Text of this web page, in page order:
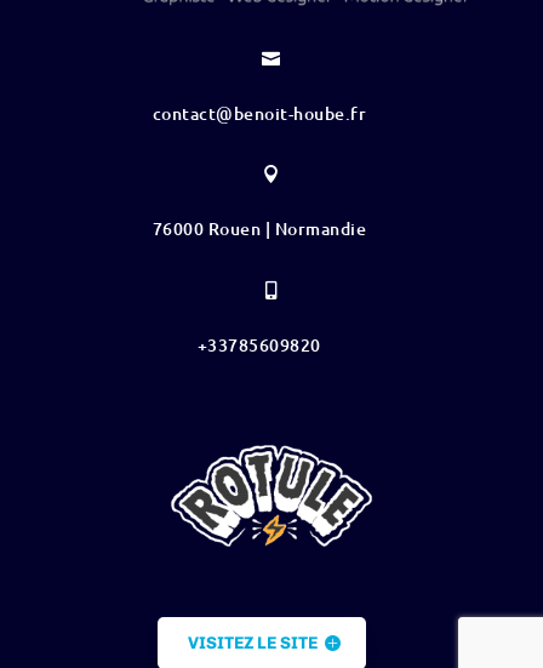

contact@benoit-hoube.fr

76000 Rouen | Normandie
+33785609820
VISITEZ LE SITE